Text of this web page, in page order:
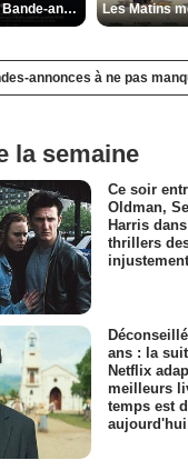
Les Silences de Riyad Bande-annonce VO STFR
annonces à ne pas
la semaine
Ce soir
Oldman,
Harris
thrillers
ans : la
Netflix
meilleurs
temps est
aujourd'hui